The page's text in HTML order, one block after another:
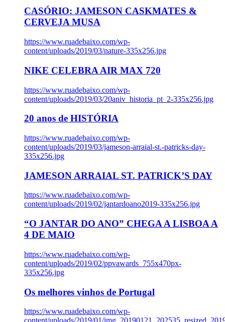
CASÓRIO: JAMESON CASKMATES &
CERVEJA MUSA
https://www.ruadebaixo.com/wp-
content/uploads/2019/03/nature-335x256.jpg
NIKE CELEBRA AIR MAX 720
https://www.ruadebaixo.com/wp-
content/uploads/2019/03/20aniv_historia_pt_2-335x256.jpg
20 anos de HISTÓRIA
https://www.ruadebaixo.com/wp-
content/uploads/2019/03/jameson-arraial-st.-patricks-day-
335x256.jpg
JAMESON ARRAIAL ST. PATRICK’S DAY
https://www.ruadebaixo.com/wp-
content/uploads/2019/02/jantardoano2019-335x256.jpg
“O JANTAR DO ANO” CHEGA A LISBOA A
4 DE MAIO
https://www.ruadebaixo.com/wp-
content/uploads/2019/02/ppvawards_755x470px-
335x256.jpg
Os melhores vinhos de Portugal
https://www.ruadebaixo.com/wp-